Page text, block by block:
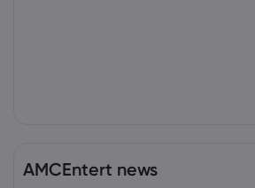
AMCEntert news